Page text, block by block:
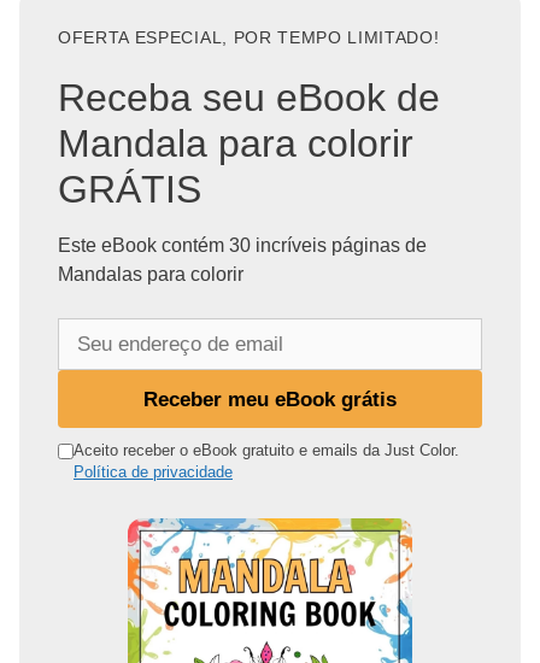
OFERTA ESPECIAL, POR TEMPO LIMITADO!
Receba seu eBook de
Mandala para colorir
GRÁTIS
Este eBook contém 30 incríveis páginas de
Mandalas para colorir
n
Receber meu eBook grátis
Aceito receber o eBook gratuito e emails da Just Color.
Política de privacidade